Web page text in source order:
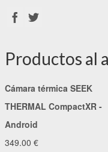
Productos al
Cámara térmica SEEK
THERMAL CompactXR -
Android
349.00 €